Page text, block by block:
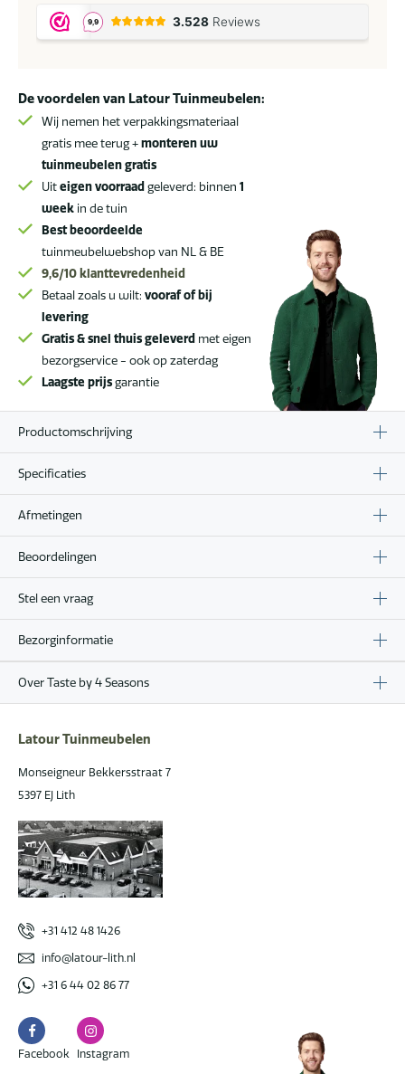
Seasons
Cannes
tuinstoel
terre
aantal
De voordelen van Latour Tuinmeubelen:
Wij nemen het verpakkingsmateriaal
gratis mee terug +monteren uw
tuinmeubelen gratis
Uiteigen voorraad geleverd: binnen 1
week in de tuin
Best beoordeelde
tuinmeubelwebshop van NL & BE
9,6/10 klanttevredenheid
Betaal zoals u wilt: vooraf of bij
levering
Gratis & snel thuis geleverd met eigen
bezorgservice - ook op zaterdag
Laagste prijsgarantie
Productomschrijving
Specificaties
Afmetingen
Beoordelingen
Stel een vraag
Bezorginformatie
Over Taste by 4 Seasons
Latour Tuinmeubelen
Monseigneur Bekkersstraat 7
5397 EJ Lith
+31 412 48 1426
info@latour-lith.nl
+31 6 44 02 86 77
Facebook
Facebook
Instagram
Instagram